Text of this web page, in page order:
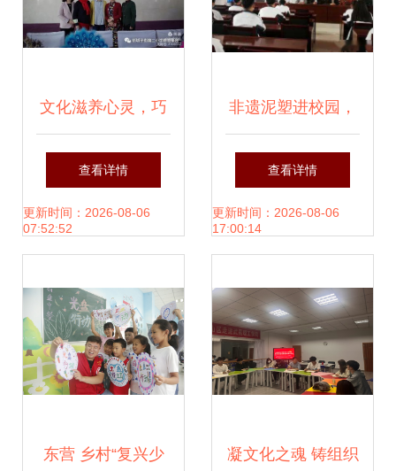
文化滋养心灵，巧
手彰显智慧——省
教育厅成功举办“文
手”教育文化主题活
动策划纪实
查看详情
更新时间：2026-08-06
07:52:52
非遗泥塑进校园，
匠心传承绘未来
——扶风县职教中
育体验活动
查看详情
更新时间：2026-08-06
17:00:14
东营 乡村“复兴少 凝文化之魂 铸组织